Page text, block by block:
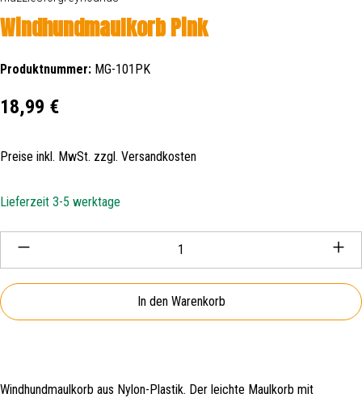
Windhundmaulkorb Pink
Produktnummer: MG-101PK
Regulärer Preis:
18,99 €
Preise inkl. MwSt. zzgl. Versandkosten
Lieferzeit 3-5 werktage
Produkt Anzahl: Gib den gewünschten Wert ein oder
In den Warenkorb
Windhundmaulkorb aus Nylon-Plastik. Der leichte Maulkorb mit